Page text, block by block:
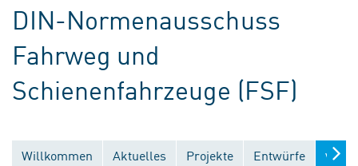
DIN-Normenausschuss
Fahrweg und
Schienenfahrzeuge (FSF)
Willkommen Aktuelles Projekte Entwürfe